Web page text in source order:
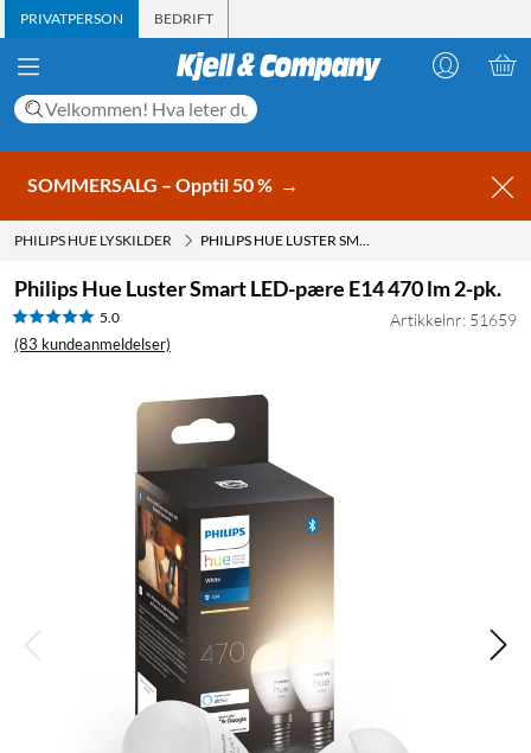
PRIVATPERSON BEDRIFT
SOMMERSALG – Opptil 50 % →
PHILIPS HUE LYSKILDER PHILIPS HUE LUSTER SMART LED-PÆRE E14 470 LM 2-PK.
Philips Hue Luster Smart LED-pære E14 470 lm 2-pk.
5.0
(83 kundeanmeldelser)
Artikkelnr: 51659